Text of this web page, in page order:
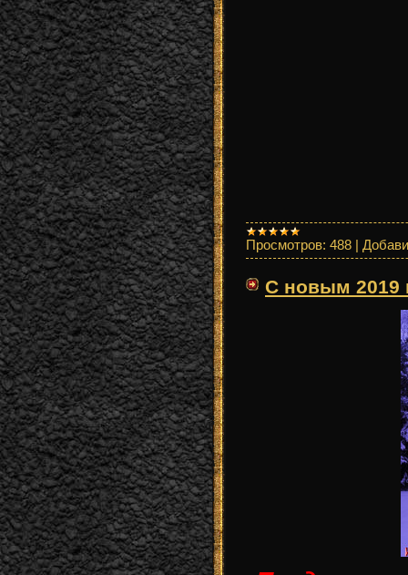
Просмотров: 488 |
С новым 2019